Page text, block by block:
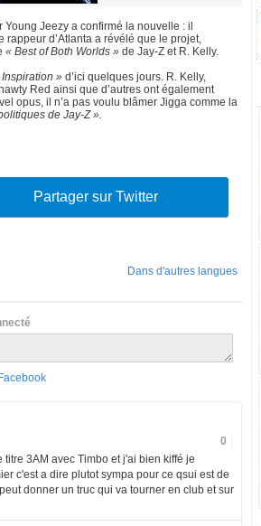
Jeezy a confirmé la nouvelle : il
d’Atlanta a révélé que le projet,
« Best of Both Worlds » de Jay-Z et R. Kelly.
» d’ici quelques jours. R. Kelly,
Red ainsi que d’autres ont également
opus, il n’a pas voulu blâmer Jigga comme la
de Jay-Z ».
Partager sur Twitter
Dans d'autres langues
0
3AM avec Timbo et j'ai bien kiffé je
c'est a dire plutot sympa pour ce qsui est de
donner un truc qui va tourner en club et sur